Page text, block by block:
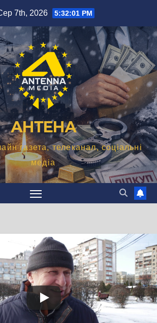
7th, 2026 5:32:02 PM
АНТЕНА
газета, телеканал, соціальні
медіа
не вистачає
на комуналку –